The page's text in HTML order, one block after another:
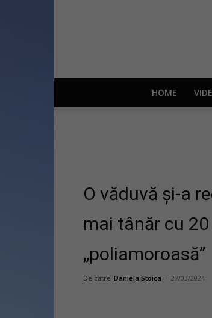
HOME
O văduvă și-a
mai tânăr cu
„poliamoroasă”
De către Daniela Stoica - 27/03/2024